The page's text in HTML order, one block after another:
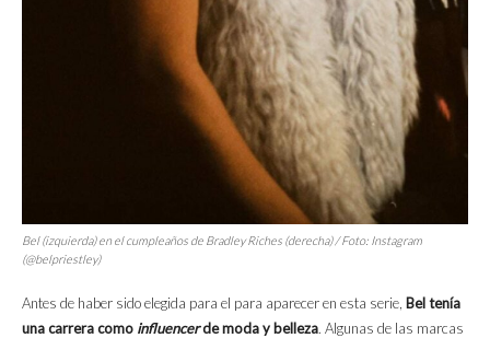
Bel (izquierda) en el cumpleaños de Bradley Riches (derecha) / Foto: Instagram
(@belpriestley)
Antes de haber sido elegida para el para aparecer en esta serie, Bel tenía
una carrera como influencerde moda y belleza. Algunas de las marcas